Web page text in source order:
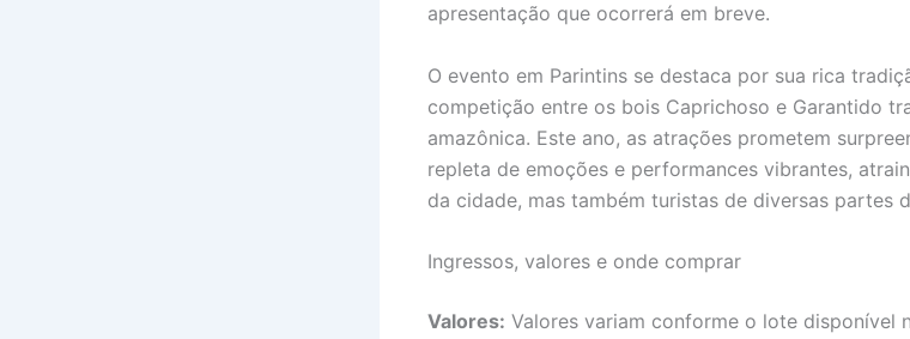
apresentação que ocorrerá em breve.
O evento em Parintins se destaca por sua rica
competição entre os bois Caprichoso e Garantido
amazônica. Este ano, as atrações prometem
repleta de emoções e performances vibrantes,
da cidade, mas também turistas de diversas partes
Ingressos, valores e onde comprar
Valores: Valores variam conforme o lote disponível